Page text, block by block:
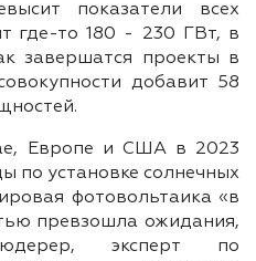
показатели всех
где-то 180 - 230 ГВт, в
завершатся проекты в
добавит 58
Европе и США в 2023
по установке солнечных
фотовольтаика «в
превзошла ожидания,
эксперт по